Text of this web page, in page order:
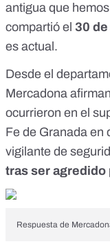
antigua que
compartió el 30
es actual.
Desde el
Mercadona
ocurrieron en el
Fe de Granada en
vigilante de
tras ser agredido
Respuesta de